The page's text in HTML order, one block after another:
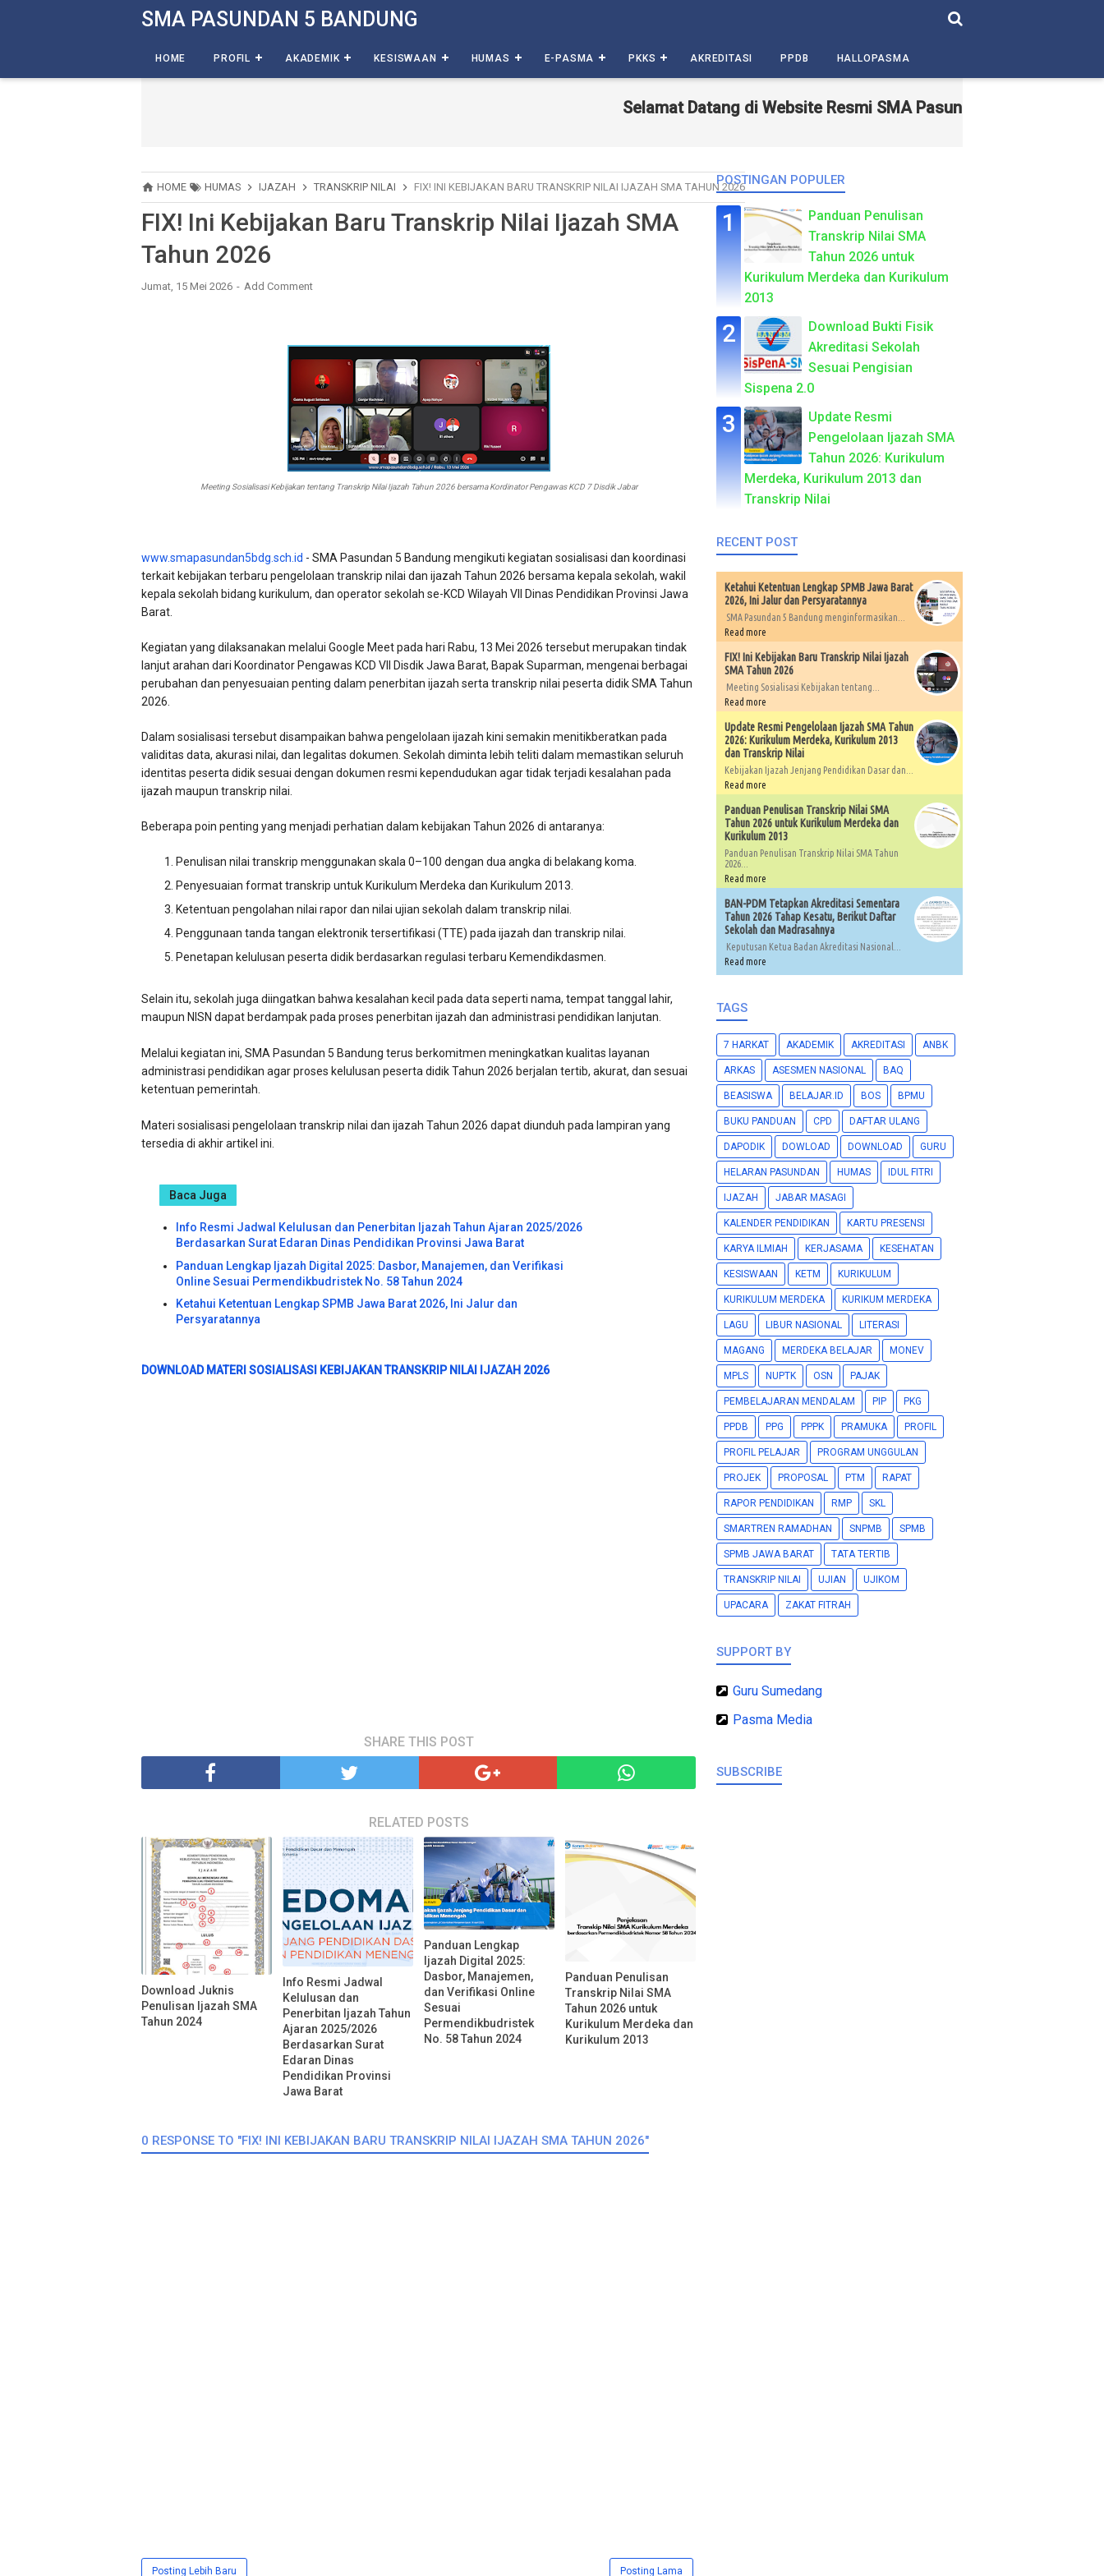
SMA PASUNDAN 5 BANDUNG
HOME PROFIL AKADEMIK KESISWAAN HUMAS E-PASMA PKKS AKREDITASI PPDB HALLOPASMA
Selamat Datang di Website Resmi SMA Pasundan 5 Bandung –
HOME HUMAS IJAZAH TRANSKRIP NILAI FIX! INI KEBIJAKAN BARU TRANSKRIP NILAI IJAZAH SMA TAHUN 2026
FIX! Ini Kebijakan Baru Transkrip Nilai Ijazah SMA
Tahun 2026
Jumat, 15 Mei 2026 Add Comment
Meeting Sosialisasi Kebijakan tentang Transkrip Nilai Ijazah Tahun 2026 bersama Kordinator Pengawas KCD 7 Disdik Jabar
www.smapasundan5bdg.sch.id - SMA Pasundan 5 Bandung mengikuti kegiatan sosialisasi dan koordinasi
terkait kebijakan terbaru pengelolaan transkrip nilai dan ijazah Tahun 2026 bersama kepala sekolah, wakil
kepala sekolah bidang kurikulum, dan operator sekolah se-KCD Wilayah VII Dinas Pendidikan Provinsi Jawa
Barat.
Kegiatan yang dilaksanakan melalui Google Meet pada hari Rabu, 13 Mei 2026 tersebut merupakan tindak
lanjut arahan dari Koordinator Pengawas KCD VII Disdik Jawa Barat, Bapak Suparman, mengenai berbagai
perubahan dan penyesuaian penting dalam penerbitan ijazah serta transkrip nilai peserta didik SMA Tahun
2026.
Dalam sosialisasi tersebut disampaikan bahwa pengelolaan ijazah kini semakin menitikberatkan pada
validitas data, akurasi nilai, dan legalitas dokumen. Sekolah diminta lebih teliti dalam memastikan seluruh
identitas peserta didik sesuai dengan dokumen resmi kependudukan agar tidak terjadi kesalahan pada
ijazah maupun transkrip nilai.
Beberapa poin penting yang menjadi perhatian dalam kebijakan Tahun 2026 di antaranya:
Penulisan nilai transkrip menggunakan skala 0–100 dengan dua angka di belakang koma.
Penyesuaian format transkrip untuk Kurikulum Merdeka dan Kurikulum 2013.
Ketentuan pengolahan nilai rapor dan nilai ujian sekolah dalam transkrip nilai.
Penggunaan tanda tangan elektronik tersertifikasi (TTE) pada ijazah dan transkrip nilai.
Penetapan kelulusan peserta didik berdasarkan regulasi terbaru Kemendikdasmen.
Selain itu, sekolah juga diingatkan bahwa kesalahan kecil pada data seperti nama, tempat tanggal lahir,
maupun NISN dapat berdampak pada proses penerbitan ijazah dan administrasi pendidikan lanjutan.
Melalui kegiatan ini, SMA Pasundan 5 Bandung terus berkomitmen meningkatkan kualitas layanan
administrasi pendidikan agar proses kelulusan peserta didik Tahun 2026 berjalan tertib, akurat, dan sesuai
ketentuan pemerintah.
Materi sosialisasi pengelolaan transkrip nilai dan ijazah Tahun 2026 dapat diunduh pada lampiran yang
tersedia di akhir artikel ini.
Baca Juga
Info Resmi Jadwal Kelulusan dan Penerbitan Ijazah Tahun Ajaran 2025/2026
Berdasarkan Surat Edaran Dinas Pendidikan Provinsi Jawa Barat
Panduan Lengkap Ijazah Digital 2025: Dasbor, Manajemen, dan Verifikasi
Online Sesuai Permendikbudristek No. 58 Tahun 2024
Ketahui Ketentuan Lengkap SPMB Jawa Barat 2026, Ini Jalur dan
Persyaratannya
DOWNLOAD MATERI SOSIALISASI KEBIJAKAN TRANSKRIP NILAI IJAZAH 2026
SHARE THIS POST
RELATED POSTS
Download Juknis
Penulisan Ijazah SMA
Tahun 2024
Info Resmi Jadwal
Kelulusan dan
Penerbitan Ijazah Tahun
Ajaran 2025/2026
Berdasarkan Surat
Edaran Dinas
Pendidikan Provinsi
Jawa Barat
Panduan Lengkap
Ijazah Digital 2025:
Dasbor, Manajemen,
dan Verifikasi Online
Sesuai
Permendikbudristek
No. 58 Tahun 2024
Panduan Penulisan
Transkrip Nilai SMA
Tahun 2026 untuk
Kurikulum Merdeka dan
Kurikulum 2013
0 RESPONSE TO "FIX! INI KEBIJAKAN BARU TRANSKRIP NILAI IJAZAH SMA TAHUN 2026"
Posting Lebih Baru Posting Lama
POSTINGAN POPULER
Panduan Penulisan
Transkrip Nilai SMA
Tahun 2026 untuk
Kurikulum Merdeka dan Kurikulum
2013
Download Bukti Fisik
Akreditasi Sekolah
Sesuai Pengisian
Sispena 2.0
Update Resmi
Pengelolaan Ijazah SMA
Tahun 2026: Kurikulum
Merdeka, Kurikulum 2013 dan
Transkrip Nilai
RECENT POST
Ketahui Ketentuan Lengkap SPMB Jawa Barat
2026, Ini Jalur dan Persyaratannya
SMA Pasundan 5 Bandung menginformasikan...
Read more
FIX! Ini Kebijakan Baru Transkrip Nilai Ijazah
SMA Tahun 2026
Meeting Sosialisasi Kebijakan tentang...
Read more
Update Resmi Pengelolaan Ijazah SMA Tahun
2026: Kurikulum Merdeka, Kurikulum 2013
dan Transkrip Nilai
Kebijakan Ijazah Jenjang Pendidikan Dasar dan...
Read more
Panduan Penulisan Transkrip Nilai SMA
Tahun 2026 untuk Kurikulum Merdeka dan
Kurikulum 2013
Panduan Penulisan Transkrip Nilai SMA Tahun
2026...
Read more
BAN-PDM Tetapkan Akreditasi Sementara
Tahun 2026 Tahap Kesatu, Berikut Daftar
Sekolah dan Madrasahnya
Keputusan Ketua Badan Akreditasi Nasional...
Read more
TAGS
7 HARKAT AKADEMIK AKREDITASI ANBK
ARKAS ASESMEN NASIONAL BAQ
BEASISWA BELAJAR.ID BOS BPMU
BUKU PANDUAN CPD DAFTAR ULANG
DAPODIK DOWLOAD DOWNLOAD GURU
HELARAN PASUNDAN HUMAS IDUL FITRI
IJAZAH JABAR MASAGI
KALENDER PENDIDIKAN KARTU PRESENSI
KARYA ILMIAH KERJASAMA KESEHATAN
KESISWAAN KETM KURIKULUM
KURIKULUM MERDEKA KURIKUM MERDEKA
LAGU LIBUR NASIONAL LITERASI
MAGANG MERDEKA BELAJAR MONEV
MPLS NUPTK OSN PAJAK
PEMBELAJARAN MENDALAM PIP PKG
PPDB PPG PPPK PRAMUKA PROFIL
PROFIL PELAJAR PROGRAM UNGGULAN
PROJEK PROPOSAL PTM RAPAT
RAPOR PENDIDIKAN RMP SKL
SMARTREN RAMADHAN SNPMB SPMB
SPMB JAWA BARAT TATA TERTIB
TRANSKRIP NILAI UJIAN UJIKOM
UPACARA ZAKAT FITRAH
SUPPORT BY
Guru Sumedang
Pasma Media
SUBSCRIBE